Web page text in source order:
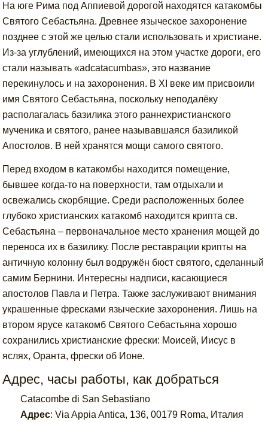
На юге Рима под Аппиевой дорогой находятся катакомбы
Святого Себастьяна. Древнее языческое захоронение
позднее с этой же целью стали использовать и христиане.
Из-за углублений, имеющихся на этом участке дороги, его
стали называть «adcatacumbas», это название
перекинулось и на захоронения. В XI веке им присвоили
имя Святого Себастьяна, поскольку неподалёку
располагалась базилика этого раннехристианского
мученика и святого, ранее называвшаяся базиликой
Апостолов. В ней хранятся мощи самого святого.
Перед входом в катакомбы находится помещение,
бывшее когда-то на поверхности, там отдыхали и
освежались скорбящие. Среди расположенных более
глубоко христианских катакомб находится крипта св.
Себастьяна – первоначальное место хранения мощей до
переноса их в базилику. После реставрации крипты на
античную колонну был водружён бюст святого, сделанный
самим Бернини. Интересны надписи, касающиеся
апостолов Павла и Петра. Также заслуживают внимания
украшенные фресками языческие захоронения. Лишь на
втором ярусе катакомб Святого Себастьяна хорошо
сохранились христианские фрески: Моисей, Иисус в
яслях, Оранта, фрески об Ионе.
Адрес, часы работы, как добраться
Catacombe di San Sebastiano
Адрес:Via Appia Antica, 136, 00179 Roma, Италия